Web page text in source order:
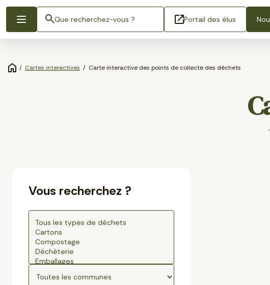
Portail des élus
/ Cartes interactives / Carte interactive des points de collecte des déchets
Vous recherchez ?